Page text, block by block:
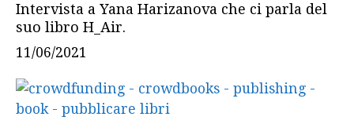
Intervista a Yana Harizanova che ci parla del
suo libro H_Air.
11/06/2021